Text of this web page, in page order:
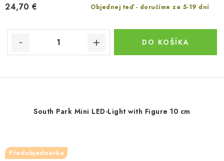
Objednej teď - doručíme za 5-19 dní
24,70 €
DO KOŠÍKA
South Park Mini LED-Light with Figure 10 cm
Předobjednávka